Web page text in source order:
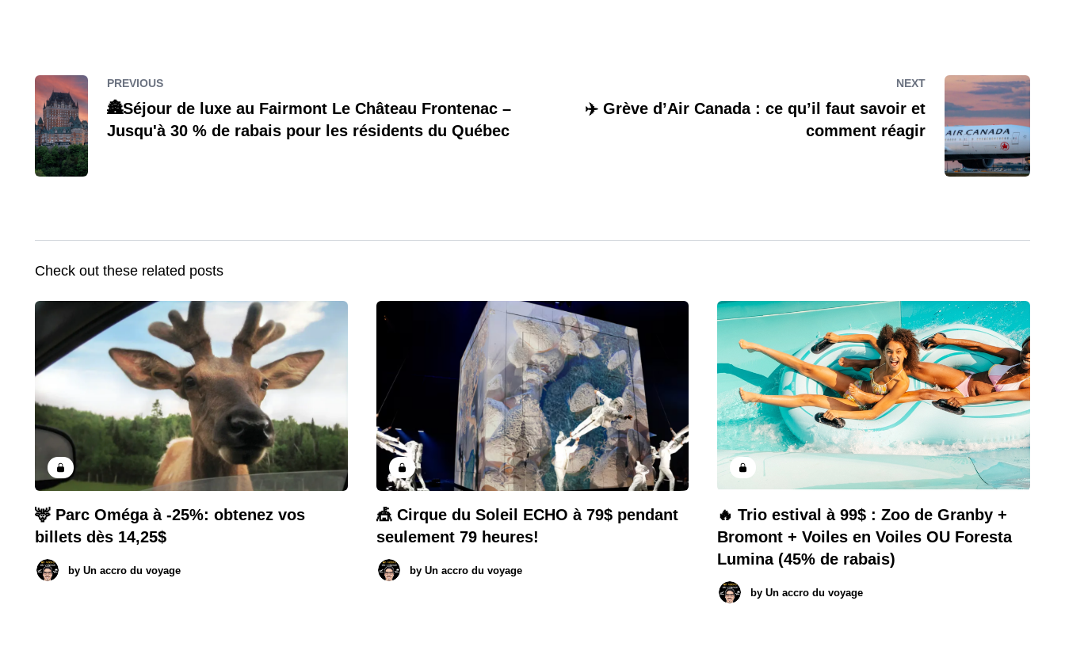
PREVIOUS
🏯Séjour de luxe au Fairmont Le Château Frontenac –
Jusqu'à 30 % de rabais pour les résidents du Québec
NEXT
✈️ Grève d’Air Canada : ce qu’il faut savoir et
comment réagir
Check out these related posts
🦌 Parc Oméga à -25%: obtenez vos
billets dès 14,25$
by Un accro du voyage
🎪 Cirque du Soleil ECHO à 79$ pendant
seulement 79 heures!
by Un accro du voyage
🔥 Trio estival à 99$ : Zoo de Granby +
Bromont + Voiles en Voiles OU Foresta
Lumina (45% de rabais)
by Un accro du voyage